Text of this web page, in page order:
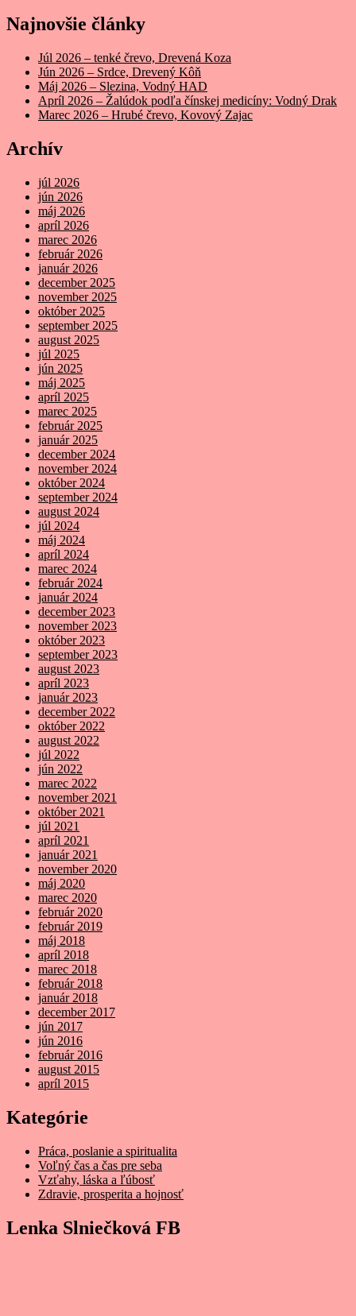
Najnovšie články
Júl 2026 – tenké črevo, Drevená Koza
Jún 2026 – Srdce, Drevený Kôň
Máj 2026 – Slezina, Vodný HAD
Apríl 2026 – Žalúdok podľa čínskej medicíny: Vodný Drak
Marec 2026 – Hrubé črevo, Kovový Zajac
Archív
júl 2026
jún 2026
máj 2026
apríl 2026
marec 2026
február 2026
január 2026
december 2025
november 2025
október 2025
september 2025
august 2025
júl 2025
jún 2025
máj 2025
apríl 2025
marec 2025
február 2025
január 2025
december 2024
november 2024
október 2024
september 2024
august 2024
júl 2024
máj 2024
apríl 2024
marec 2024
február 2024
január 2024
december 2023
november 2023
október 2023
september 2023
august 2023
apríl 2023
január 2023
december 2022
október 2022
august 2022
júl 2022
jún 2022
marec 2022
november 2021
október 2021
júl 2021
apríl 2021
január 2021
november 2020
máj 2020
marec 2020
február 2020
február 2019
máj 2018
apríl 2018
marec 2018
február 2018
január 2018
december 2017
jún 2017
jún 2016
február 2016
august 2015
apríl 2015
Kategórie
Práca, poslanie a spiritualita
Voľný čas a čas pre seba
Vzťahy, láska a ľúbosť
Zdravie, prosperita a hojnosť
Lenka Slniečková FB